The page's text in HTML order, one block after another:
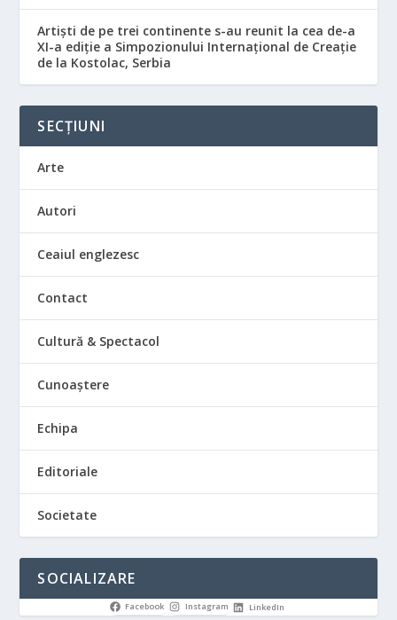
Artiști de pe trei continente s-au reunit la cea de-a
XI-a ediție a Simpozionului Internațional de Creație
de la Kostolac, Serbia
SECȚIUNI
Arte
Autori
Ceaiul englezesc
Contact
Cultură & Spectacol
Cunoaștere
Echipa
Editoriale
Societate
SOCIALIZARE
Facebook Instagram LinkedIn